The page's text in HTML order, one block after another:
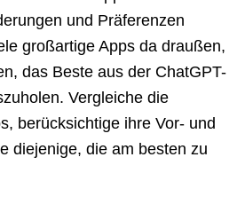
und Präferenzen
großartige Apps da draußen,
das Beste aus der ChatGPT-
Vergleiche die
berücksichtige ihre Vor- und
diejenige, die am besten zu